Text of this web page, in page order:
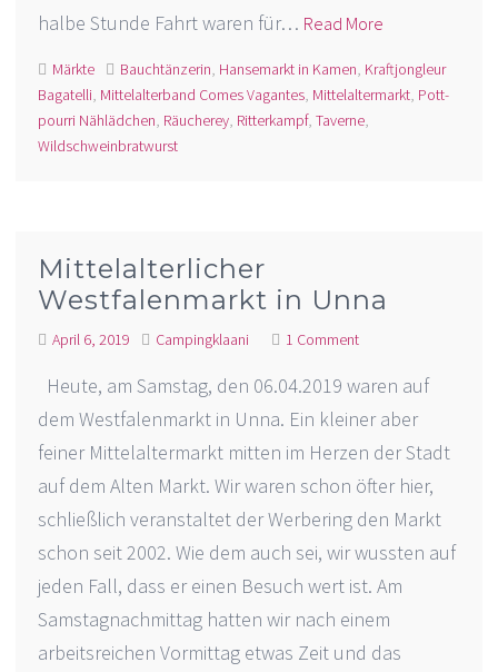
halbe Stunde Fahrt waren für… Read More
Märkte Bauchtänzerin, Hansemarkt in Kamen, Kraftjongleur
Bagatelli, Mittelalterband Comes Vagantes, Mittelaltermarkt, Pott-
pourri Nählädchen, Räucherey, Ritterkampf,Taverne,
Wildschweinbratwurst
Mittelalterlicher
Westfalenmarkt in Unna
April 6, 2019 Campingklaani 1 Comment
Heute, am Samstag, den 06.04.2019 waren auf
dem Westfalenmarkt in Unna. Ein kleiner aber
feiner Mittelaltermarkt mitten im Herzen der Stadt
auf dem Alten Markt. Wir waren schon öfter hier,
schließlich veranstaltet der Werbering den Markt
schon seit 2002. Wie dem auch sei, wir wussten auf
jeden Fall, dass er einen Besuch wert ist. Am
Samstagnachmittag hatten wir nach einem
arbeitsreichen Vormittag etwas Zeit und das